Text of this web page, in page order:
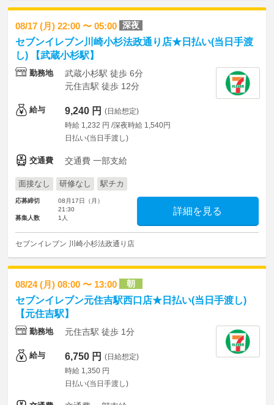
08/17 (月) 22:00 〜 05:00 深夜
セブンイレブン川崎小杉法政通り店★日払い(当日手渡
し) 【武蔵小杉駅】
勤務地
武蔵小杉駅 徒歩 6分
元住吉駅 徒歩 12分
給与 9,240 円 (日給想定)
時給 1,232 円 /深夜時給 1,540円
日払い(当日手渡し)
交通費 交通費 一部支給
面接なし 研修なし 駅チカ
応募締切
08月17日（月）
21:30
募集人数
1人
詳細を見る
セブンイレブン 川崎小杉法政通り店
08/24 (月) 08:00 〜 13:00 朝
セブンイレブン元住吉駅西口店★日払い(当日手渡し)
【元住吉駅】
勤務地 元住吉駅 徒歩 1分
給与 6,750 円 (日給想定)
時給 1,350 円
日払い(当日手渡し)